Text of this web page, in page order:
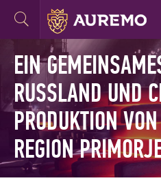
EIN
RUSSLAND UND
PRODUKTION
REGION